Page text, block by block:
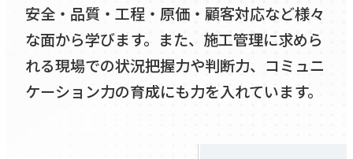
安全・品質・工程・原価・顧客対応など様々
な面から学びます。また、施工管理に求めら
れる現場での状況把握力や判断力、コミュニ
ケーション力の育成にも力を入れています。